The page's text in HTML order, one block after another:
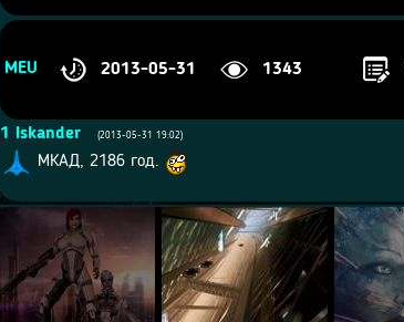
MEU 2013-05-31 1343
1 Iskander (2013-05-31 19:02)
МКАД, 2186 год.